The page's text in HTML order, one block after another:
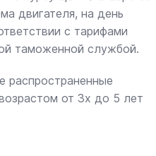
двигателя, на день
с тарифами
таможенной службой.
распространенные
от 3х до 5 лет